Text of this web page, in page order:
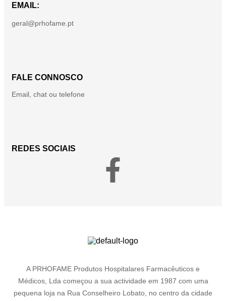
EMAIL:
geral@prhofame.pt
FALE CONNOSCO
Email, chat ou telefone
REDES SOCIAIS
A PRHOFAME Produtos Hospitalares Farmacêuticos e
Médicos, Lda começou a sua actividade em 1987 com uma
pequena loja na Rua Conselheiro Lobato, no centro da cidade